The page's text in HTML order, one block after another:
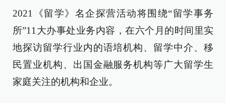
2021《留学》名企探营活动将围绕“留学事务
所”11大办事处业务内容，在六个月的时间里实
地探访留学行业内的语培机构、留学中介、移
民置业机构、出国金融服务机构等广大留学生
家庭关注的机构和企业。